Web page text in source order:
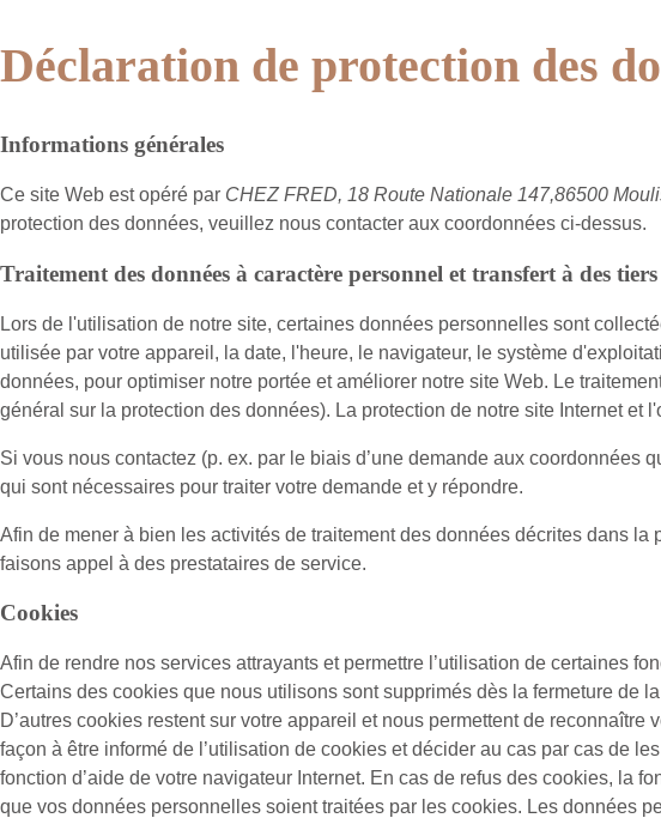
Déclaration de protection des
Informations générales
Ce site Web est opéré par CHEZ FRED, 18 Route Nationale 147,86500
protection des données, veuillez nous contacter aux coordonnées ci-dessus.
Traitement des données à caractère personnel et transfert à des tiers
Lors de l'utilisation de notre site, certaines données personnelles sont
utilisée par votre appareil, la date, l'heure, le navigateur, le système
données, pour optimiser notre portée et améliorer notre site Web. Le
général sur la protection des données). La protection de notre site Internet
Si vous nous contactez (p. ex. par le biais d’une demande aux
qui sont nécessaires pour traiter votre demande et y répondre.
Afin de mener à bien les activités de traitement des données décrites dans
faisons appel à des prestataires de service.
Cookies
Afin de rendre nos services attrayants et permettre l’utilisation de certaines
Certains des cookies que nous utilisons sont supprimés dès la fermeture de
D’autres cookies restent sur votre appareil et nous permettent de
façon à être informé de l’utilisation de cookies et décider au cas par cas de
fonction d’aide de votre navigateur Internet. En cas de refus des cookies, la
que vos données personnelles soient traitées par les cookies. Les données